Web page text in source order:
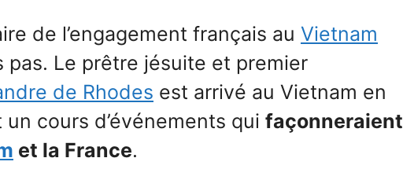
de l’engagement français au Vietnam
pas. Le prêtre jésuite et premier
de Rhodes est arrivé au Vietnam en
cours d’événements qui façonneraient
et la France.